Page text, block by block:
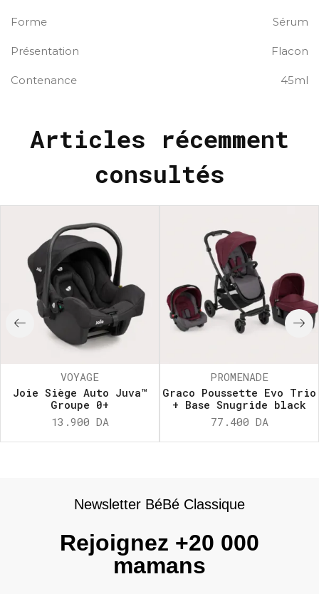
Forme Sérum
Présentation Flacon
Contenance 45ml
Articles récemment
consultés
VOYAGE
Joie Siège Auto Juva™
Groupe 0+
13.900 DA
PROMENADE
Graco Poussette Evo Trio
+ Base Snugride black
77.400 DA
Newsletter BéBé Classique
Rejoignez +20 000
mamans